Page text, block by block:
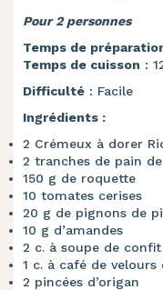
Pour 2 personnes
Temps de
Temps de cuisson :
Difficulté : Facile
Ingrédients :
2 Crémeux à dorer
2 tranches de pain
150 g de roquette
10 tomates cerises
20 g de pignons de
10 g d’amandes
2 c. à soupe de
1 c. à café de velours
2 pincées d’origan